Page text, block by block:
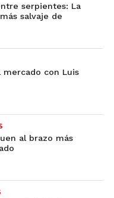
serpientes: La
salvaje de
mercado con Luis
al brazo más